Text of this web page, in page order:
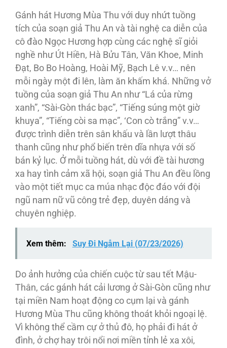
Gánh hát Hương Mùa Thu với duy nhứt tuồng
tích của soạn giả Thu An và tài nghệ ca diễn của
cô đào Ngọc Hương hợp cùng các nghệ sĩ giỏi
nghề như Út Hiền, Hà Bửu Tân, Văn Khoe, Minh
Đạt, Bo Bo Hoàng, Hoài Mỹ, Bạch Lê v.v… nên
mỗi ngày một đi lên, làm ăn khấm khá. Những vở
tuồng của soạn giả Thu An như “Lá của rừng
xanh”, “Sài-Gòn thác bạc”, “Tiếng súng một giờ
khuya”, “Tiếng còi sa mạc”, ‘Con cò trắng” v.v…
được trình diễn trên sân khấu và lần lượt thâu
thanh cũng như phổ biến trên dĩa nhựa với số
bán kỷ lục. Ở mỗi tuồng hát, dù với đề tài hương
xa hay tình cảm xã hội, soạn giả Thu An đều lồng
vào một tiết mục ca múa nhạc độc đáo với đội
ngũ nam nữ vũ công trẻ đẹp, duyên dáng và
chuyên nghiệp.
Xem thêm: Suy Đi Ngẫm Lại (07/23/2026)
Do ảnh hưởng của chiến cuộc từ sau tết Mậu-
Thân, các gánh hát cải lương ở Sài-Gòn cũng như
tại miền Nam hoạt động co cụm lại và gánh
Hương Mùa Thu cũng không thoát khỏi ngoại lệ.
Vì không thể cầm cự ở thủ đô, họ phải đi hát ở
đình, ở chợ hay trôi nổi nơi miền tỉnh lẻ xa xôi,